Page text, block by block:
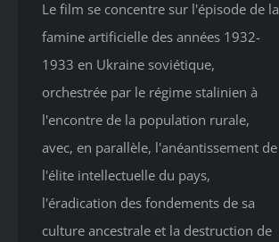
Le film se concentre sur l'épisode de la
famine artificielle des années 1932-
1933 en Ukraine soviétique,
orchestrée par le régime stalinien à
l'encontre de la population rurale,
avec, en parallèle, l'anéantissement de
l'élite intellectuelle du pays,
l'éradication des fondements de sa
culture ancestrale et la destruction de